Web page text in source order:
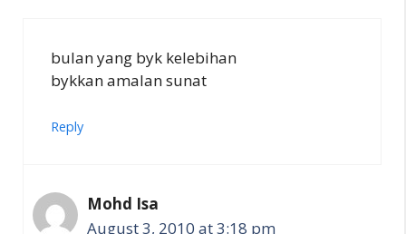
bulan yang byk kelebihan
bykkan amalan sunat
Reply
Mohd Isa
August 3, 2010 at 3:18 pm